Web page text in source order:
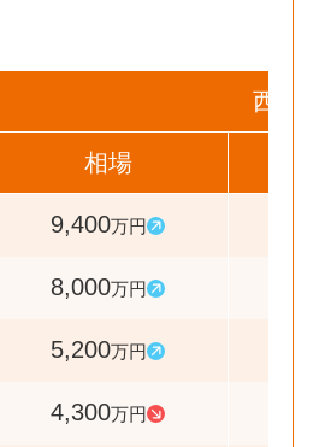
西区
相場
9,400万円
8,000万円
5,200万円
4,300万円